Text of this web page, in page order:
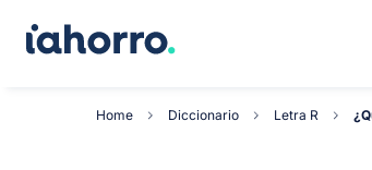
Home Diccionario Letra R